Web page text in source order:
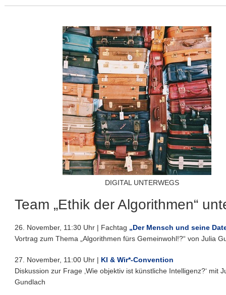
DIGITAL UNTERWEGS
Team „Ethik der Algorithmen“
26. November, 11:30 Uhr | Fachtag „Der Mensch und seine
Vortrag zum Thema „Algorithmen fürs Gemeinwohl!?“ von Julia
27. November, 11:00 Uhr | KI & Wir*-Convention
Diskussion zur Frage ‚Wie objektiv ist künstliche Intelligenz?‘ mit
Gundlach